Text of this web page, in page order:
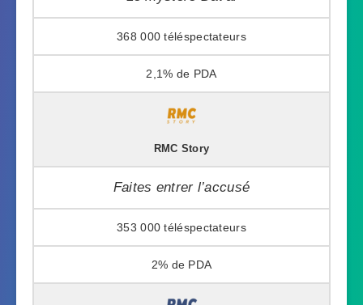
368 000
2,1%
RMC Story
Faites entrer l’accusé
353 000
2%